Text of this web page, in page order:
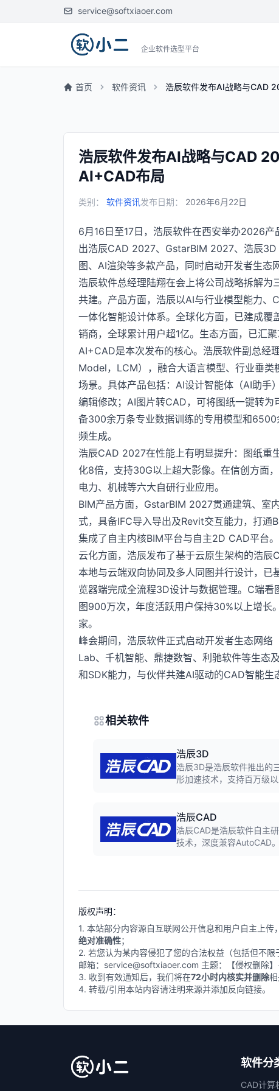
service@softxiaoer.com
企业软件选型平台
首页 软件资讯 浩辰软件发布AI战略与CAD
浩辰软件发布AI战略与CAD
AI+CAD布局
类别： 软件资讯发布日期： 2026年6月22日
6月16日至17日，浩辰软件在西安举办2026
出浩辰CAD 2027、GstarBIM 2027、浩辰
图、AI渲染等多款产品，同时启动开发者生态
浩辰软件总经理陆翔在会上将公司战略拆解
共建。产品方面，浩辰以AI与行业模型能力
一体化智能设计体系。全球化方面，已建成
销商，全球累计用户超1亿。生态方面，已汇
AI+CAD是本次发布的核心。浩辰软件副总经
Model，LCM），融合大语言模型、行业垂
场景。具体产品包括：AI设计智能体（AI助手
编辑修改；AI图片转CAD，可将图纸一键转
备300余万条专业数据训练的专用模型和
频生成。
浩辰CAD 2027在性能上有明显提升：图纸重
化8倍，支持30G以上超大影像。在信创方面
电力、机械等六大自研行业应用。
BIM产品方面，GstarBIM 2027贯通建筑、室
式，具备IFC导入导出及Revit交互能力，打
集成了自主内核BIM平台与自主2D CAD平台。
云化方面，浩辰发布了基于云原生架构的浩
本地与云端双向协同及多人同图并行设计，
览器端完成全流程3D设计与数据管理。C端
图900万次，年度活跃用户保持30%以上增
家。
峰会期间，浩辰软件正式启动开发者生态网络
Lab、千机智能、鼎捷数智、利驰软件等生态
和SDK能力，与伙伴共建AI驱动的CAD智能生
相关软件
浩辰3D
浩辰3D是浩辰软件推出的
形加速技术，支持百万级
浩辰CAD
浩辰CAD是浩辰软件自主
技术，深度兼容AutoCAD
版权声明：
1. 本站部分内容源自互联网公开信息和用户自主上传
绝对准确性；
2. 若您认为某内容侵犯了您的合法权益（包括但不
邮箱：service@softxiaoer.com 主题：【侵权删除
3. 收到有效通知后，我们将在72小时内核实并删除相
4. 转载/引用本站内容请注明来源并添加反向链接。
软件分
CAD计算